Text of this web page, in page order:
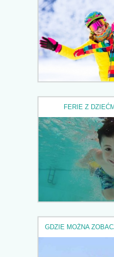
FERIE Z
GDZIE MOŻNA